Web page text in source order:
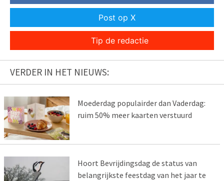
Post op X
Tip de redactie
VERDER IN HET NIEUWS:
Moederdag populairder dan Vaderdag:
ruim 50% meer kaarten verstuurd
Hoort Bevrijdingsdag de status van
belangrijkste feestdag van het jaar te